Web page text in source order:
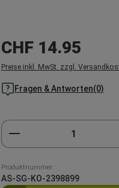
Regulärer Preis:
CHF 14.95
Preise inkl. MwSt. zzgl.
Fragen & Antworten(0)
Produkt Anzahl:
Produktnummer:
AS-SG-KO-2398899